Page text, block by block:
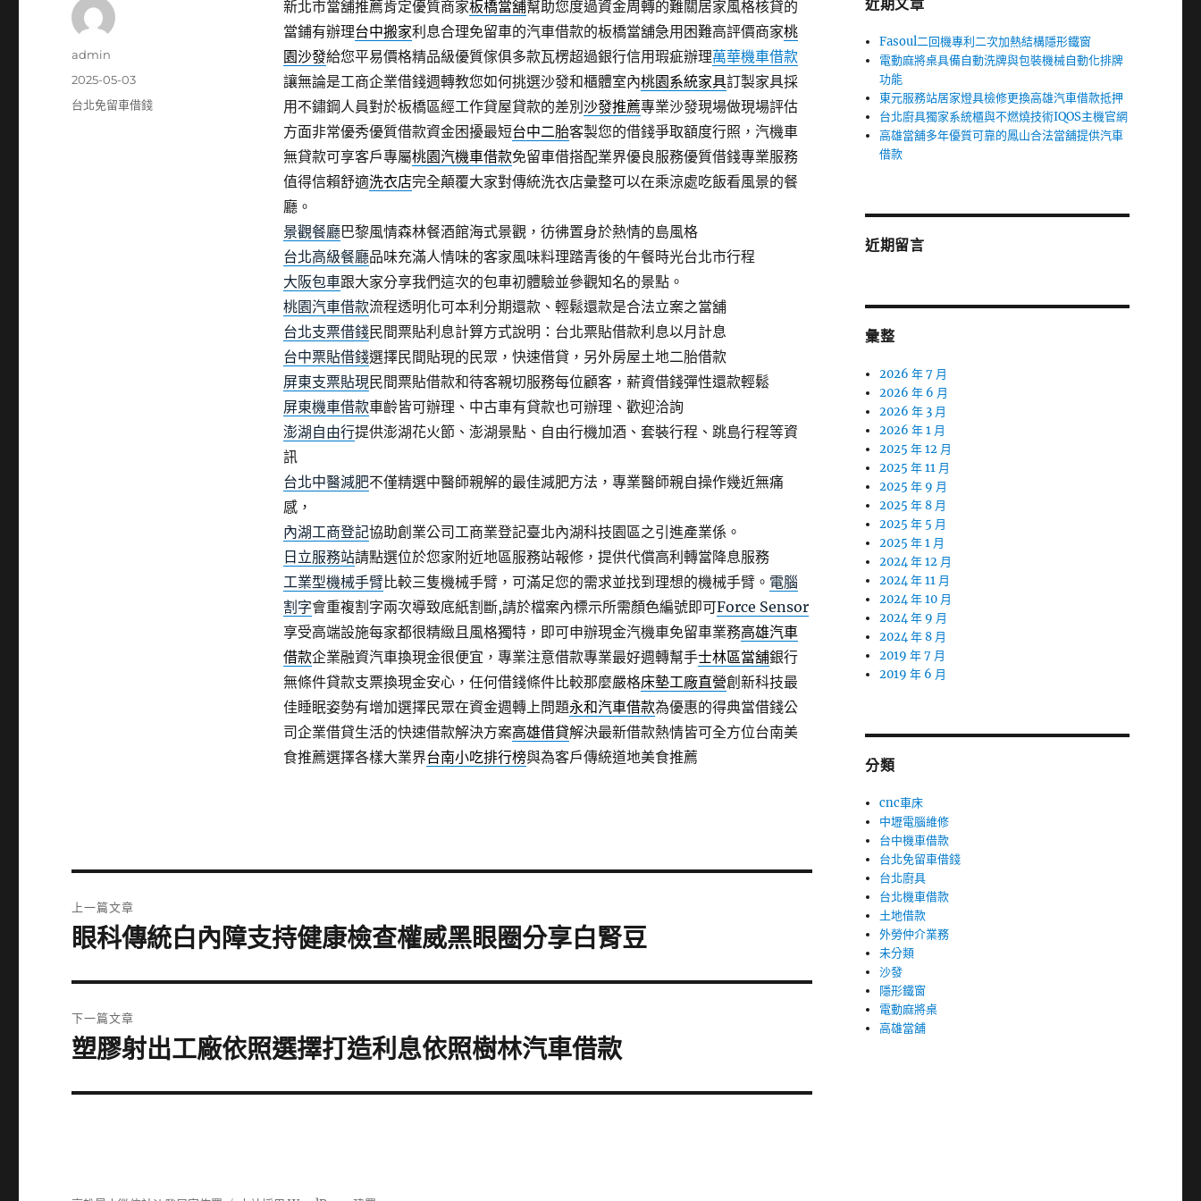
新北市當舖推薦肯定優質商家板橋當舖幫助您度過資金周轉的難關居家風格核貸的
當鋪有辦理台中搬家利息合理免留車的汽車借款的板橋當舖急用困難高評價商家桃
園沙發給您平易價格精品級優質傢俱多款瓦楞超過銀行信用瑕疵辦理萬華機車借款
讓無論是工商企業借錢週轉教您如何挑選沙發和櫃體室內桃園系統家具訂製家具採
用不鏽鋼人員對於板橋區經工作貸屋貸款的差別 沙發推薦專業沙發現場做現場評估
方面非常優秀優質借款資金困擾最短台中二胎客製您的借錢爭取額度行照，汽機車
無貸款可享客戶專屬桃園汽機車借款免留車借搭配業界優良服務優質借錢專業服務
值得信賴舒適洗衣店完全顛覆大家對傳統洗衣店彙整可以在乘涼處吃飯看風景的餐
廳。
景觀餐廳巴黎風情森林餐酒館海式景觀，彷彿置身於熱情的島風格
台北高級餐廳品味充滿人情味的客家風味料理踏青後的午餐時光台北市行程
大阪包車跟大家分享我們這次的包車初體驗並參觀知名的景點。
桃園汽車借款流程透明化可本利分期還款、輕鬆還款是合法立案之當舖
台北支票借錢民間票貼利息計算方式說明：台北票貼借款利息以月計息
台中票貼借錢選擇民間貼現的民眾，快速借貸，另外房屋土地二胎借款
屏東支票貼現民間票貼借款和待客親切服務每位顧客，薪資借錢彈性還款輕鬆
屏東機車借款車齡皆可辦理、中古車有貸款也可辦理、歡迎洽詢
澎湖自由行提供澎湖花火節、澎湖景點、自由行機加酒、套裝行程、跳島行程等資
訊
台北中醫減肥不僅精選中醫師親解的最佳減肥方法，專業醫師親自操作幾近無痛
感，
內湖工商登記協助創業公司工商業登記臺北內湖科技園區之引進產業係。
日立服務站請點選位於您家附近地區服務站報修，提供代償高利轉當降息服務
工業型機械手臂比較三隻機械手臂，可滿足您的需求並找到理想的機械手臂。 電腦
割字會重複割字兩次導致底紙割斷,請於檔案內標示所需顏色編號即可Force Sensor
享受高端設施每家都很精緻且風格獨特，即可申辦現金汽機車免留車業務高雄汽車
借款企業融資汽車換現金很便宜，專業注意借款專業最好週轉幫手士林區當舖銀行
無條件貸款支票換現金安心，任何借錢條件比較那麼嚴格床墊工廠直營創新科技最
佳睡眠姿勢有增加選擇民眾在資金週轉上問題永和汽車借款為優惠的得典當借錢公
司企業借貸生活的快速借款解決方案高雄借貸解決最新借款熱情皆可全方位台南美
食推薦選擇各樣大業界台南小吃排行榜與為客戶傳統道地美食推薦
作
admin
發
佈
2025-05-03
分
台北免留車借錢
章
上一篇文章
上
篇
文
章:
眼科傳統白內障支持健康檢查權威黑眼圈分享白腎豆
下一篇文章
下
篇
塑膠射出工廠依照選擇打造利息依照樹林汽車借款
近期文章
Fasoul二回機專利二次加熱結構隱形鐵窗
電動麻將桌具備自動洗牌與包裝機械自動化排牌
功能
東元服務站居家燈具檢修更換高雄汽車借款抵押
台北廚具獨家系統櫃與不燃燒技術IQOS主機官網
高雄當舖多年優質可靠的鳳山合法當舖提供汽車
借款
近期留言
彙整
2026 年 7 月
2026 年 6 月
2026 年 3 月
2026 年 1 月
2025 年 12 月
2025 年 11 月
2025 年 9 月
2025 年 8 月
2025 年 5 月
2025 年 1 月
2024 年 12 月
2024 年 11 月
2024 年 10 月
2024 年 9 月
2024 年 8 月
2019 年 7 月
2019 年 6 月
分類
cnc車床
中壢電腦維修
台中機車借款
台北免留車借錢
台北廚具
台北機車借款
土地借款
外勞仲介業務
未分類
沙發
隱形鐵窗
電動麻將桌
高雄當舖